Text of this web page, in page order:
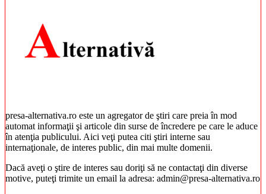
presa-alternativa.ro este un agregator de ştiri care preia în mod
automat informaţii şi articole din surse de încredere pe care le aduce
în atenţia publicului. Aici veţi putea citi ştiri interne sau
internaţionale, de interes public, din mai multe domenii.
Dacă aveţi o ştire de interes sau doriţi să ne contactaţi din diverse
motive, puteţi trimite un email la adresa: admin@presa-alternativa.ro